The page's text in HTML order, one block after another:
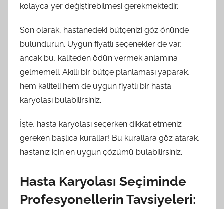
kolayca yer değiştirebilmesi gerekmektedir.
Son olarak, hastanedeki bütçenizi göz önünde
bulundurun. Uygun fiyatlı seçenekler de var,
ancak bu, kaliteden ödün vermek anlamına
gelmemeli. Akıllı bir bütçe planlaması yaparak,
hem kaliteli hem de uygun fiyatlı bir hasta
karyolası bulabilirsiniz.
İşte, hasta karyolası seçerken dikkat etmeniz
gereken başlıca kurallar! Bu kurallara göz atarak,
hastanız için en uygun çözümü bulabilirsiniz.
Hasta Karyolası Seçiminde
Profesyonellerin Tavsiyeleri: